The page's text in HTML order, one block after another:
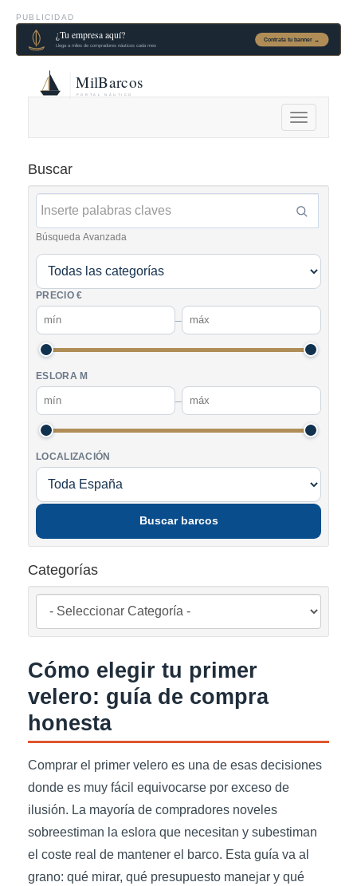
PUBLICIDAD
Alternar
navegación
Buscar
Búsqueda Avanzada
PRECIO €
–
ESLORA M
–
LOCALIZACIÓN
Buscar barcos
Categorías
Cómo elegir tu primer
velero: guía de compra
honesta
Comprar el primer velero es una de esas decisiones
donde es muy fácil equivocarse por exceso de
ilusión. La mayoría de compradores noveles
sobreestiman la eslora que necesitan y subestiman
el coste real de mantener el barco. Esta guía va al
grano: qué mirar, qué presupuesto manejar y qué